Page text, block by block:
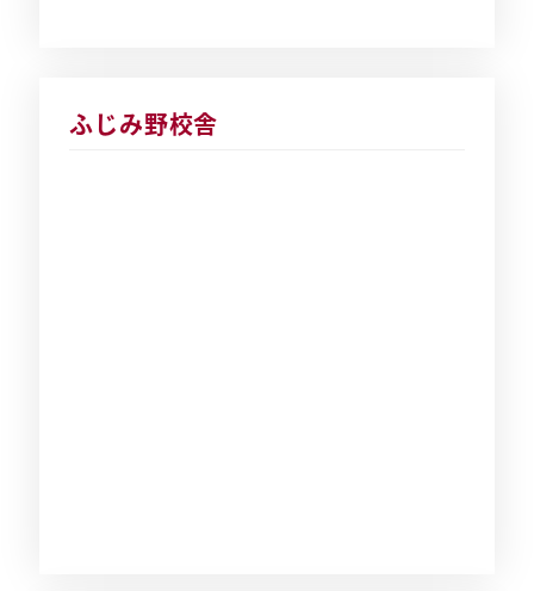
ふじみ野校舎